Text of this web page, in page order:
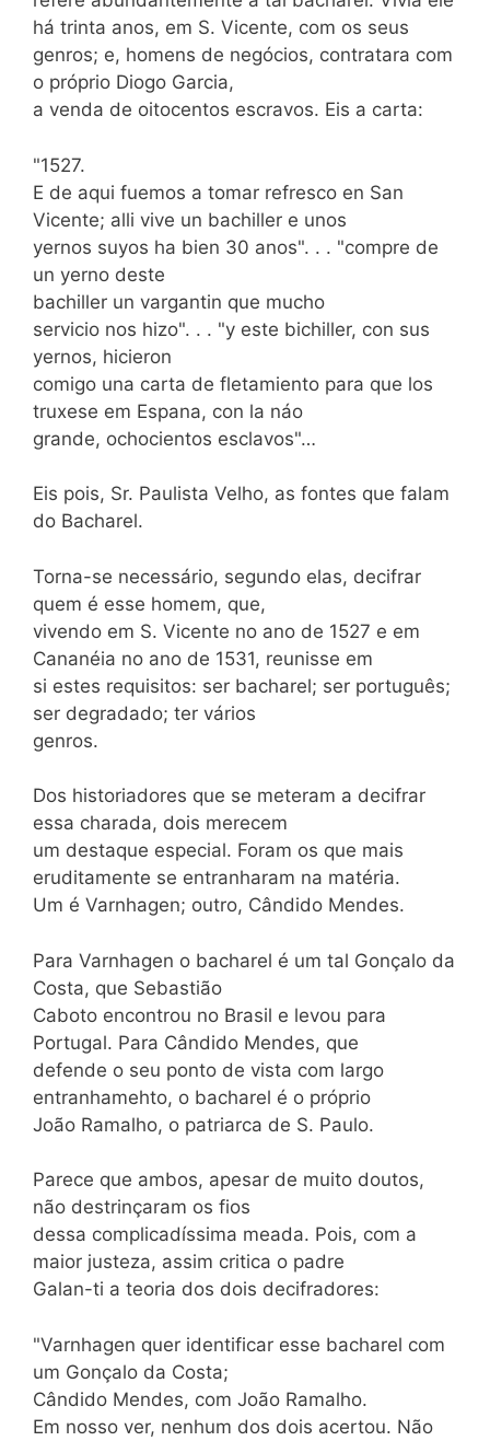
há trinta anos, em S. Vicente, com os seus
genros; e, homens de negócios, contratara com
o próprio Diogo Garcia,
a venda de oitocentos escravos. Eis a carta:
"1527.
E de aqui fuemos a tomar refresco en San
Vicente; alli vive un bachiller e unos
yernos suyos ha bien 30 anos". . . "compre de
un yerno deste
bachiller un vargantin que mucho
servicio nos hizo". . . "y este bichiller, con sus
yernos, hicieron
comigo una carta de fletamiento para que los
truxese em Espana, con la náo
grande, ochocientos esclavos"…
Eis pois, Sr. Paulista Velho, as fontes que falam
do Bacharel.
Torna-se necessário, segundo elas, decifrar
quem é esse homem, que,
vivendo em S. Vicente no ano de 1527 e em
Cananéia no ano de 1531, reunisse em
si estes requisitos: ser bacharel; ser português;
ser degradado; ter vários
genros.
Dos historiadores que se meteram a decifrar
essa charada, dois merecem
um destaque especial. Foram os que mais
eruditamente se entranharam na matéria.
Um é Varnhagen; outro, Cândido Mendes.
Para Varnhagen o bacharel é um tal Gonçalo da
Costa, que Sebastião
Caboto encontrou no Brasil e levou para
Portugal. Para Cândido Mendes, que
defende o seu ponto de vista com largo
entranhamehto, o bacharel é o próprio
João Ramalho, o patriarca de S. Paulo.
Parece que ambos, apesar de muito doutos,
não destrinçaram os fios
dessa complicadíssima meada. Pois, com a
maior justeza, assim critica o padre
Galan-ti a teoria dos dois decifradores:
"Varnhagen quer identificar esse bacharel com
um Gonçalo da Costa;
Cândido Mendes, com João Ramalho.
Em nosso ver, nenhum dos dois acertou. Não